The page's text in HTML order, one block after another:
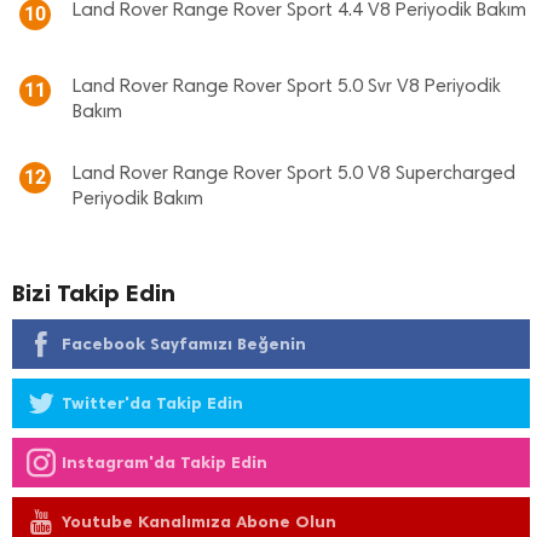
10 Land Rover Range Rover Sport 4.4 V8 Periyodik Bakım
11
Land Rover Range Rover Sport 5.0 Svr V8 Periyodik
Bakım
12
Land Rover Range Rover Sport 5.0 V8 Supercharged
Periyodik Bakım
Bizi Takip Edin
Facebook Sayfamızı Beğenin
Twitter'da Takip Edin
Instagram'da Takip Edin
Youtube Kanalımıza Abone Olun